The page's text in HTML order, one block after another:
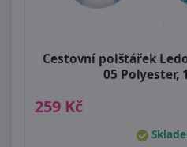
Cestovní polštářek
05 Polyester,
259 Kč